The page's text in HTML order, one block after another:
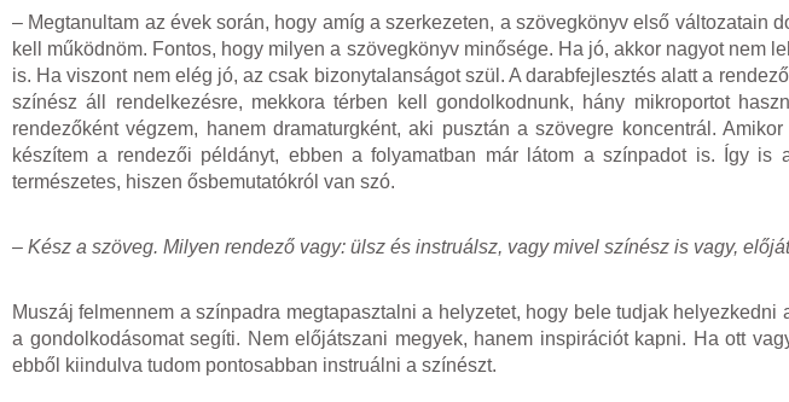
– Megtanultam az évek során, hogy amíg a szerkezeten, a szövegkönyv első változatain
kell működnöm. Fontos, hogy milyen a szövegkönyv minősége. Ha jó, akkor nagyot nem
is. Ha viszont nem elég jó, az csak bizonytalanságot szül. A darabfejlesztés alatt a
színész áll rendelkezésre, mekkora térben kell gondolkodnunk, hány mikroportot
rendezőként végzem, hanem dramaturgként, aki pusztán a szövegre koncentrál.
készítem a rendezői példányt, ebben a folyamatban már látom a színpadot is. Így
természetes, hiszen ősbemutatókról van szó.
– Kész a szöveg. Milyen rendező vagy: ülsz és instruálsz, vagy mivel színész is vagy,
Muszáj felmennem a színpadra megtapasztalni a helyzetet, hogy bele tudjak
a gondolkodásomat segíti. Nem előjátszani megyek, hanem inspirációt kapni. Ha ott
ebből kiindulva tudom pontosabban instruálni a színészt.